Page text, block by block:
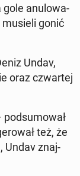
gole anu­lo­wa­
gonić
Undav,
oraz czwar­tej
pod­su­mo­wał
też, że
Undav znaj­